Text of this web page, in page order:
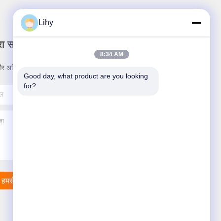
समाचार पत्र
अधिक के लिए हमारे न्यूज़लेटर की सदस्यता लें।
हमसे संपर्क करें
Lihy
8:34 AM
Good day, what product are you looking
for?